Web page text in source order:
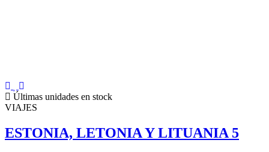
Últimas unidades en stock
VIAJES
ESTONIA, LETONIA Y LITUANIA 5